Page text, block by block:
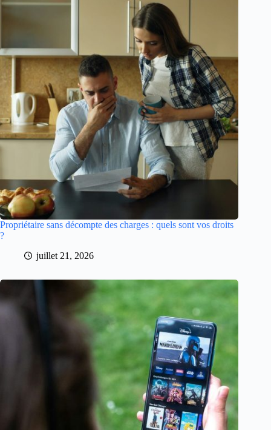
Propriétaire sans décompte des charges : quels sont vos droits
?
juillet 21, 2026